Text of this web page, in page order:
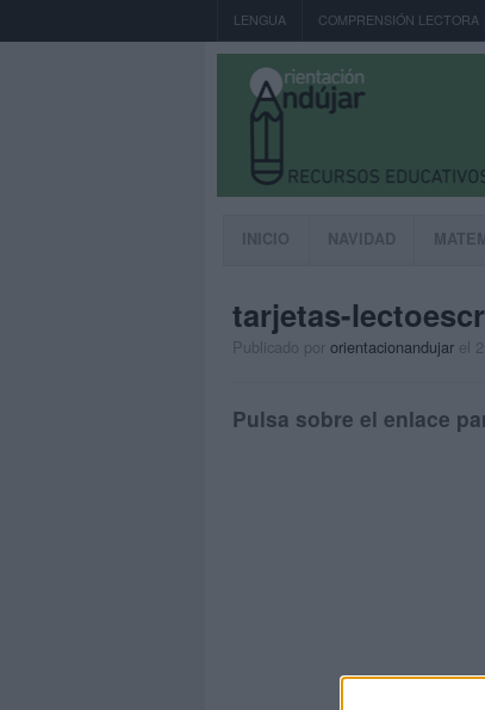
LENGUA COMPRENSIÓN LECTORA
INICIO NAVIDAD
tarjetas-
Publicado por orientacionandujar el
Pulsa sobre el enlace